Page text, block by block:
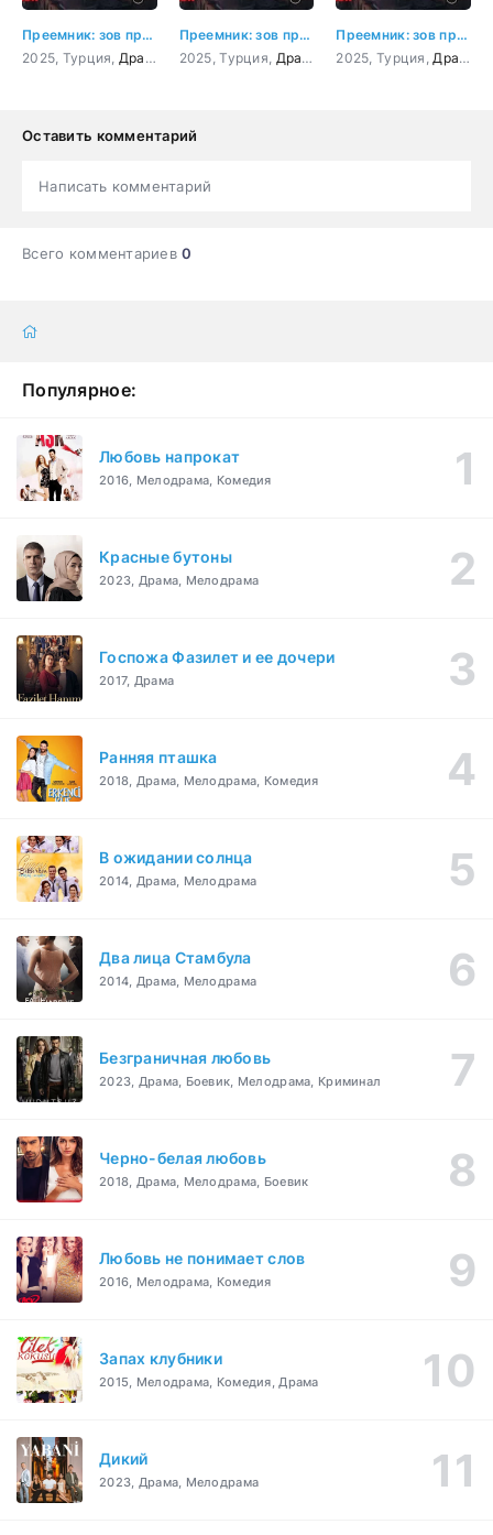
Преемник: зов предков 3 серия
2025, Турция, Драма Мелодрама
Преемник: зов предков 4 серия
2025, Турция, Драма Мелодрама
Преемник: зов предков 5 серия
2025, Турция, Драма
Оставить комментарий
Написать комментарий
Всего комментариев0
Популярное:
Любовь напрокат
2016, Мелодрама, Комедия
Красные бутоны
2023, Драма, Мелодрама
Госпожа Фазилет и ее дочери
2017, Драма
Ранняя пташка
2018, Драма, Мелодрама, Комедия
В ожидании солнца
2014, Драма, Мелодрама
Два лица Стамбула
2014, Драма, Мелодрама
Безграничная любовь
2023, Драма, Боевик, Мелодрама, Криминал
Черно-белая любовь
2018, Драма, Мелодрама, Боевик
Любовь не понимает слов
2016, Мелодрама, Комедия
Запах клубники
2015, Мелодрама, Комедия, Драма
Дикий
2023, Драма, Мелодрама